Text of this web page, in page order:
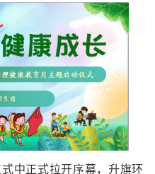
中正式拉开序幕，升旗环